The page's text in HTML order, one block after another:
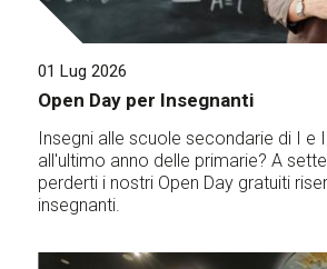
01 Lug 2026
Open Day per Insegnanti
Insegni alle scuole secondarie di I e
all'ultimo anno delle primarie? A
perderti i nostri Open Day gratuiti
insegnanti.